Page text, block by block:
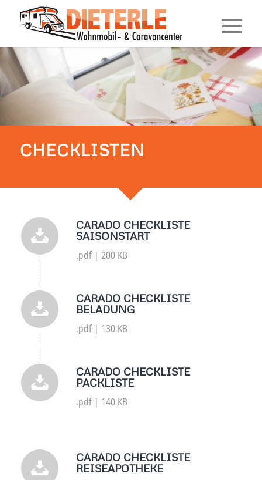
CHECKLISTEN
CARADO CHECKLISTE
SAISONSTART
.pdf | 200 KB
CARADO CHECKLISTE
BELADUNG
.pdf | 130 KB
CARADO CHECKLISTE
PACKLISTE
.pdf | 140 KB
CARADO CHECKLISTE
REISEAPOTHEKE